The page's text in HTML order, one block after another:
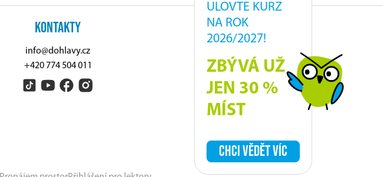
ULOVTE KURZ
NA ROK
2026/2027!
ZBÝVÁ UŽ
JEN 30 %
MÍST
CHCI VĚDĚT VÍC
KONTAKTY
info@dohlavy.cz
+420 774 504 011